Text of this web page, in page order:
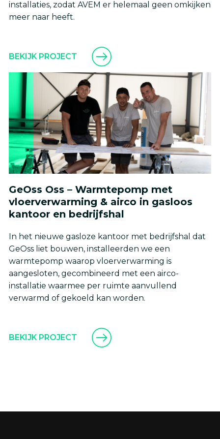
installaties, zodat AVEM er helemaal geen omkijken
meer naar heeft.
BEKIJK PROJECT
GeOss Oss – Warmtepomp met
vloerverwarming & airco in gasloos
kantoor en bedrijfshal
In het nieuwe gasloze kantoor met bedrijfshal dat
GeOss liet bouwen, installeerden we een
warmtepomp waarop vloerverwarming is
aangesloten, gecombineerd met een airco-
installatie waarmee per ruimte aanvullend
verwarmd of gekoeld kan worden.
BEKIJK PROJECT